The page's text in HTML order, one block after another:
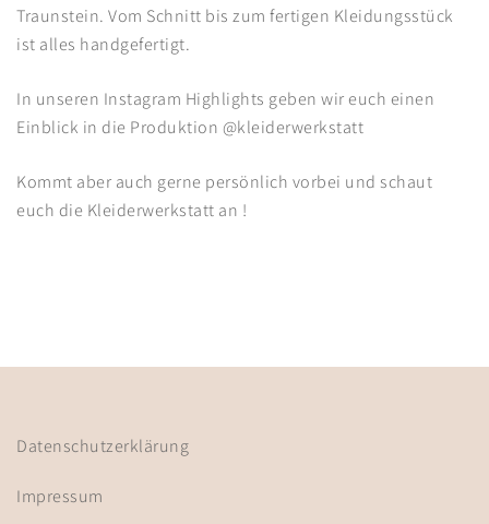
Traunstein. Vom Schnitt bis zum fertigen Kleidungsstück
ist alles handgefertigt.
In unseren Instagram Highlights geben wir euch einen
Einblick in die Produktion @kleiderwerkstatt
Kommt aber auch gerne persönlich vorbei und schaut
euch die Kleiderwerkstatt an !
Datenschutzerklärung
Impressum